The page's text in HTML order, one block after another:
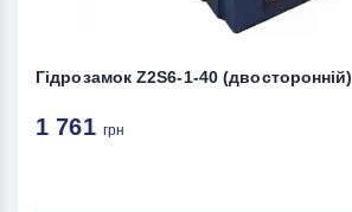
Гідрозамок Z2S6-1-40 (двосторонній)
1 761 грн